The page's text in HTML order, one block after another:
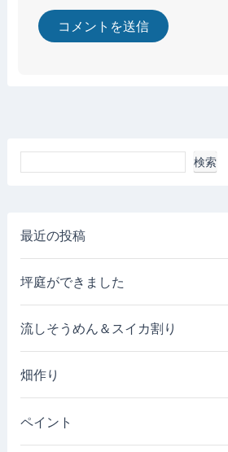
検索
最近の投稿
坪庭ができました
流しそうめん＆スイカ割り
畑作り
ペイント